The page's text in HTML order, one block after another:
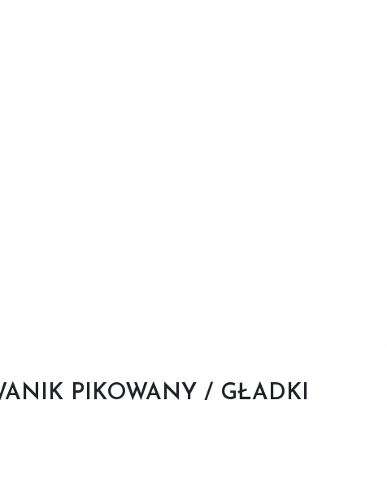
PIKOWANY / GŁADKI